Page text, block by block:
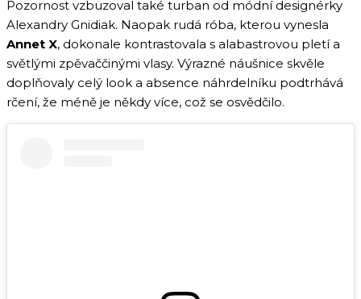
Pozornost vzbuzoval také turban od módní designérky
Alexandry Gnidiak. Naopak rudá róba, kterou vynesla
Annet X, dokonale kontrastovala s alabastrovou pletí a
světlými zpěvaččinými vlasy. Výrazné náušnice skvěle
doplňovaly celý look a absence náhrdelníku podtrhává
rčení, že méně je někdy více, což se osvědčilo.